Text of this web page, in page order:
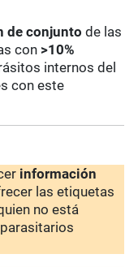
de conjunto de las
con >10%
internos del
con este
información
las etiquetas
no está